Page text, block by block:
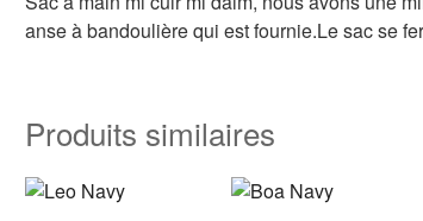
anse à bandoulière qui est fournie.Le sac se
Produits similaires